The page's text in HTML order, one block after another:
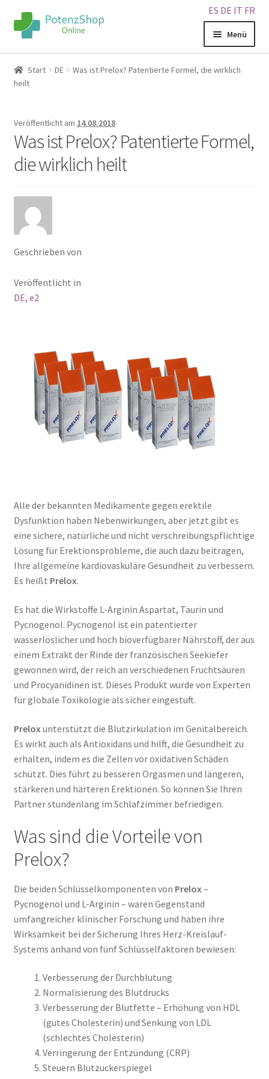
ES DE IT FR
Menü
Home
Über uns
Blog
Warenkorb
Kontakt
Start DE
Was ist Prelox? Patentierte Formel, die wirklich
heilt
Veröffentlicht am 14.08.2018
Was ist Prelox? Patentierte Formel,
die wirklich heilt
Geschrieben von
Veröffentlicht in
DE, e2
Alle der bekannten Medikamente gegen erektile
Dysfunktion haben Nebenwirkungen, aber jetzt gibt es
eine sichere, natürliche und nicht verschreibungspflichtige
Lösung für Erektionsprobleme, die auch dazu beitragen,
Ihre allgemeine kardiovaskuläre Gesundheit zu verbessern.
Es heißt Prelox.
Es hat die Wirkstoffe L-Arginin Aspartat, Taurin und
Pycnogenol. Pycnogenol ist ein patentierter
wasserlöslicher und hoch bioverfügbarer Nährstoff, der aus
einem Extrakt der Rinde der französischen Seekiefer
gewonnen wird, der reich an verschiedenen Fruchtsäuren
und Procyanidinen ist. Dieses Produkt wurde von Experten
für globale Toxikologie als sicher eingestuft.
Prelox unterstützt die Blutzirkulation im Genitalbereich.
Es wirkt auch als Antioxidans und hilft, die Gesundheit zu
erhalten, indem es die Zellen vor oxidativen Schäden
schützt. Dies führt zu besseren Orgasmen und längeren,
stärkeren und härteren Erektionen. So können Sie Ihren
Partner stundenlang im Schlafzimmer befriedigen.
Was sind die Vorteile von
Prelox?
Die beiden Schlüsselkomponenten von Prelox –
Pycnogenol und L-Arginin – waren Gegenstand
umfangreicher klinischer Forschung und haben ihre
Wirksamkeit bei der Sicherung Ihres Herz-Kreislauf-
Systems anhand von fünf Schlüsselfaktoren bewiesen:
Verbesserung der Durchblutung
Normalisierung des Blutdrucks
Verbesserung der Blutfette – Erhöhung von HDL
(gutes Cholesterin) und Senkung von LDL
(schlechtes Cholesterin)
Verringerung der Entzündung (CRP)
Steuern Blutzuckerspiegel